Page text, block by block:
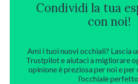
Condividi la tua
con noi!
Ami i tuoi nuovi occhiali? Lascia
Trustpilot e aiutaci a migliorare
opinione è preziosa per noi e per
l’occhiale